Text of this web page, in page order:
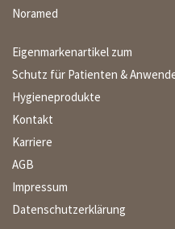
Noramed
Eigenmarkenartikel zum
Schutz für Patienten &
Hygieneprodukte
Kontakt
Karriere
AGB
Impressum
Datenschutzerklärung